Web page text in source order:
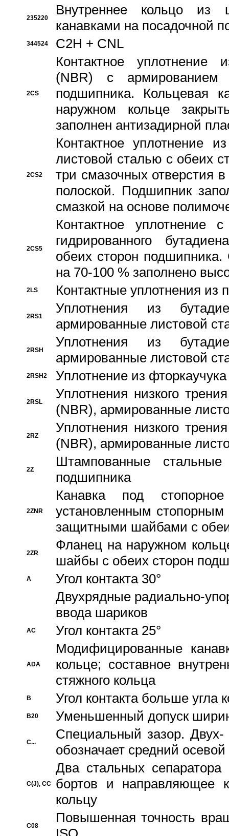
235220
Внутреннее кольцо из
канавками на посадочной
344524 C2H + CNL
2CS
Контактное уплотнение
(NBR) с
подшипника. Кольцевая
наружном кольце
заполнен антизадирной
2CS2
Контактное уплотнение
листовой сталью с обеих
три смазочных отверстия
полоской. Подшипник
смазкой на основе
2CS5
Контактное уплотнение
гидрированного
обеих сторон
на 70-100 % заполнено
2LS Контактные уплотнения из
2RS1
Уплотнения из
армированные листовой
2RSH
Уплотнения из
армированные листовой
2RSH2 Уплотнение из
2RSL
Уплотнения низкого
(NBR), армированные
2RZ
Уплотнения низкого
(NBR), армированные
2Z
Штампованные
подшипника
2ZNR
Канавка под
установленным
защитными шайбами с
2ZR
Фланец на наружном
шайбы с обеих сторон
A
Угол контакта 30°
Двухрядные радиально-
ввода шариков
AC Угол контакта 25°
ADA
Модифицированные
кольце; составное
стяжного кольца
B Угол контакта больше угла
B20 Уменьшенный допуск
C...
Специальный зазор.
обозначает средний
C(J), CC
Два стальных сепаратора
бортов и направляющее
кольцу
C08
Повышенная точность